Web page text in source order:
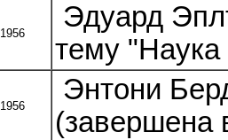
1956
Эдуард
тему
1956
Энтони
(завершена